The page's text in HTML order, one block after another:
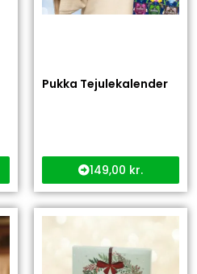
Pukka Tejulekalender
149,00 kr.